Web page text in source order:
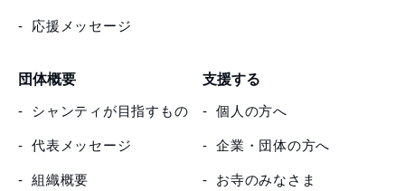
応援メッセージ
団体概要
シャンティが目指すもの
代表メッセージ
組織概要
支援する
個人の方へ
企業・団体の方へ
お寺のみなさま